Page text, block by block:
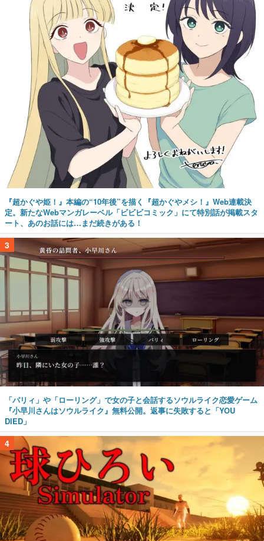
『超かぐや姫！』本編の“10年後”を描く『超かぐやメシ！』Web連載決
定。新たなWebマンガレーベル「ビビビコミック」にて特別話が掲載スタ
ート、あのお話には…まだ続きがある！
3
「パリィ」や「ローリング」で女の子と会話するソウルライク恋愛ゲーム
『小早川さんはソウルライク』無料公開。返事に失敗すると「YOU
DIED」
4